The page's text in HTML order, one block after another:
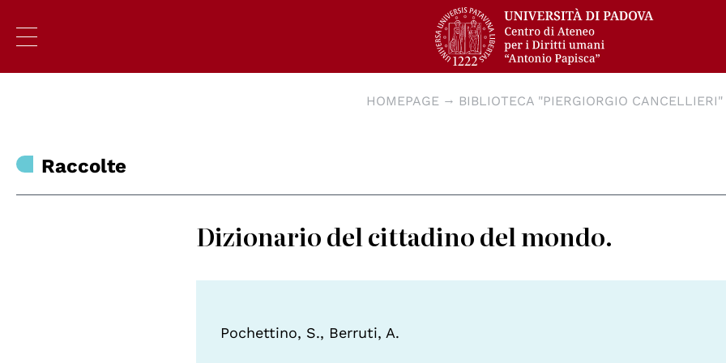
HOMEPAGE BIBLIOTECA "PIERGIORGIO CANCELLIERI"
Raccolte
Dizionario del cittadino del mondo.
Pochettino, S., Berruti, A.